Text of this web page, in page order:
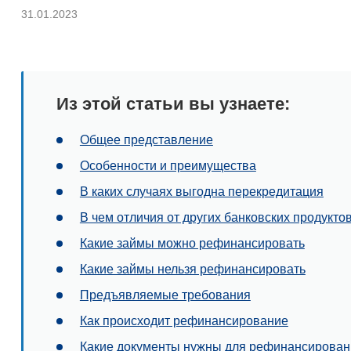
31.01.2023
Из этой статьи вы узнаете:
Общее представление
Особенности и преимущества
В каких случаях выгодна перекредитация
В чем отличия от других банковских
Какие займы можно рефинансировать
Какие займы нельзя рефинансировать
Предъявляемые требования
Как происходит рефинансирование
Какие документы нужны для